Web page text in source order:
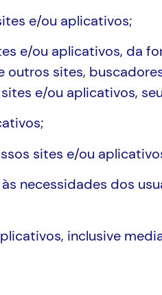
e/ou aplicativos;
e/ou aplicativos, da
sites,
e/ou aplicativos,
sites e/ou
necessidades dos
inclusive